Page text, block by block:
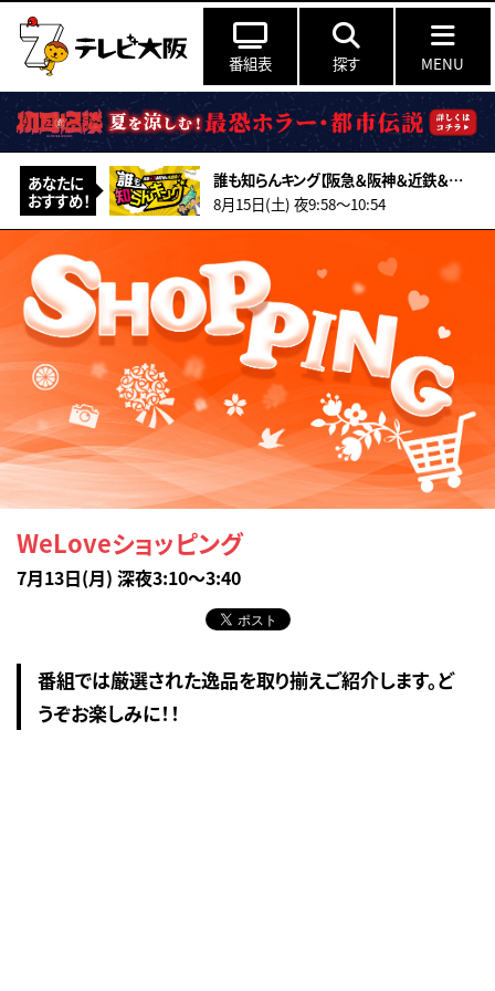
番組表 探す MENU
あなたに
おすすめ！
誰も知らんキング【阪急＆阪神＆近鉄＆南海＆メトロ…鉄道ミステリー2026夏】
8月15日(土) 夜9:58〜10:54
WeLoveショッピング
7月13日(月) 深夜3:10～3:40
番組では厳選された逸品を取り揃えご紹介します。ど
うぞお楽しみに！！